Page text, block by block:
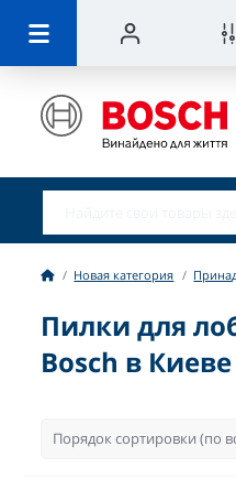
Новая категория
Пилки для
Bosch в Киеве